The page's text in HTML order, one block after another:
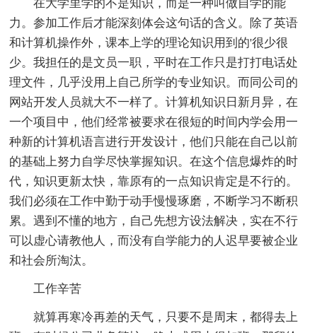
在大学里学的不是知识，而是一种叫做自学的能
力。参加工作后才能深刻体会这句话的含义。除了英语
和计算机操作外，课本上学的理论知识用到的'很少很
少。我担任的是文员一职，平时在工作只是打打电话处
理文件，几乎没用上自己所学的专业知识。而同公司的
网站开发人员就大不一样了。计算机知识日新月异，在
一个项目中，他们经常被要求在很短的时间内学会用一
种新的计算机语言进行开发设计，他们只能在自己以前
的基础上努力自学尽快掌握知识。在这个信息爆炸的时
代，知识更新太快，靠原有的一点知识肯定是不行的。
我们必须在工作中勤于动手慢慢琢磨，不断学习不断积
累。遇到不懂的地方，自己先想方设法解决，实在不行
可以虚心请教他人，而没有自学能力的人迟早要被企业
和社会所淘汰。
工作辛苦
就算再寒冷再差的天气，只要不是周末，都得去上